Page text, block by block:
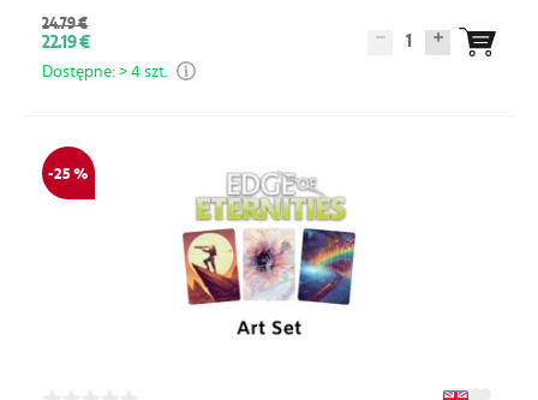
24.79 €
22.19 € 1
Dostępne: > 4 szt.
-25 %